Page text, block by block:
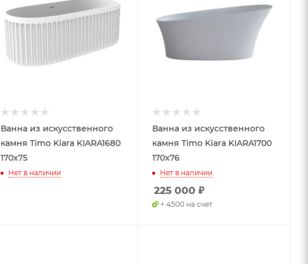
Ванна из искусственного
камня Timo Kiara KIARA1680
170x75
Нет в наличии
Ванна из искусственного
камня Timo Kiara KIARA1700
170x76
Нет в наличии
225 000 ₽
+ 4500 на счет